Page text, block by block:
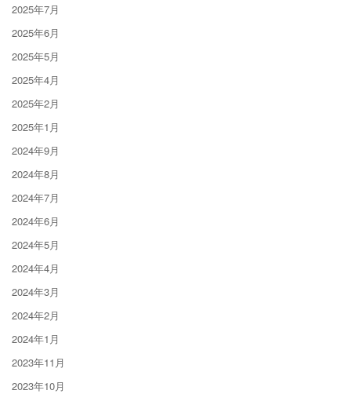
2025年7月
2025年6月
2025年5月
2025年4月
2025年2月
2025年1月
2024年9月
2024年8月
2024年7月
2024年6月
2024年5月
2024年4月
2024年3月
2024年2月
2024年1月
2023年11月
2023年10月